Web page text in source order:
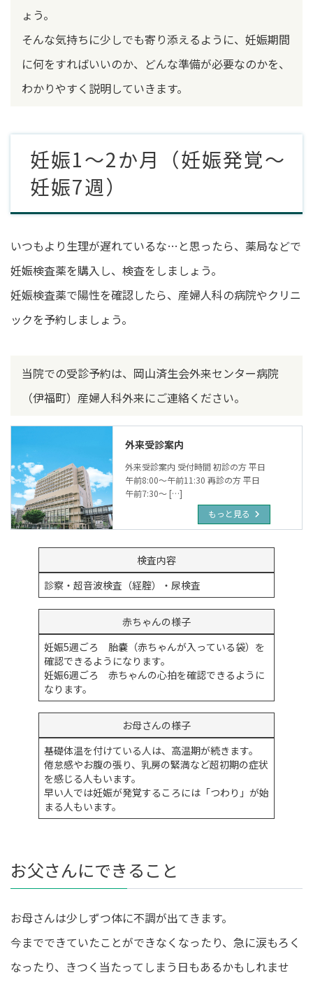
ょう。
そんな気持ちに少しでも寄り添えるように、妊娠期間
に何をすればいいのか、どんな準備が必要なのかを、
わかりやすく説明していきます。
妊娠1～2か月（妊娠発覚～
妊娠7週）
いつもより生理が遅れているな…と思ったら、薬局などで
妊娠検査薬を購入し、検査をしましょう。
妊娠検査薬で陽性を確認したら、産婦人科の病院やクリニ
ックを予約しましょう。
当院での受診予約は、岡山済生会外来センター病院
（伊福町）産婦人科外来にご連絡ください。
外来受診案内
外来受診案内 受付時間 初診の方 平日
午前8:00～午前11:30 再診の方 平日
午前7:30～ […]
もっと見る
検査内容
診察・超音波検査（経腟）・尿検査
赤ちゃんの様子
妊娠5週ごろ 胎嚢（赤ちゃんが入っている袋）を
確認できるようになります。
妊娠6週ごろ 赤ちゃんの心拍を確認できるように
なります。
お母さんの様子
基礎体温を付けている人は、高温期が続きます。
倦怠感やお腹の張り、乳房の緊満など超初期の症状
を感じる人もいます。
早い人では妊娠が発覚するころには「つわり」が始
まる人もいます。
お父さんにできること
お母さんは少しずつ体に不調が出てきます。
今までできていたことができなくなったり、急に涙もろく
なったり、きつく当たってしまう日もあるかもしれませ